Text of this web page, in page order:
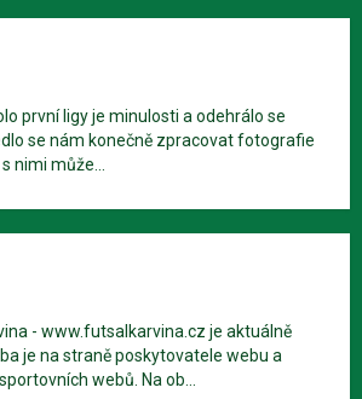
první ligy je minulosti a odehrálo se
se nám konečně zpracovat fotografie
nimi může...
- www.futsalkarvina.cz je aktuálně
je na straně poskytovatele webu a
webů. Na ob...